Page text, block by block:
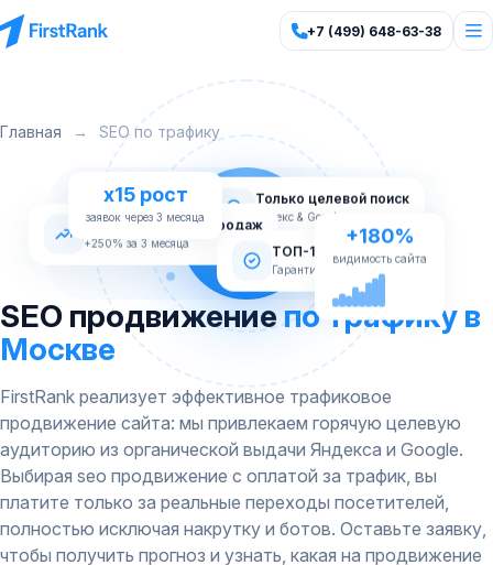
+7 (499) 648-63-38
Главная → SEO по трафику
SEO продвижениепо трафику в
Москве
FirstRank реализует эффективное трафиковое
продвижение сайта: мы привлекаем горячую целевую
аудиторию из органической выдачи Яндекса и Google.
Выбирая seo продвижение с оплатой за трафик, вы
платите только за реальные переходы посетителей,
полностью исключая накрутку и ботов. Оставьте заявку,
чтобы получить прогноз и узнать, какая на продвижение
Только целевой поиск
Яндекс & Google
Стабильный рост продаж
ТОП-10 Яндекс
Гарантия по договору
x15 рост
заявок через 3 месяца
+180%
видимость сайта